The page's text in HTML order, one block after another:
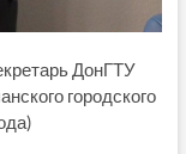
ДонГТУ
городского